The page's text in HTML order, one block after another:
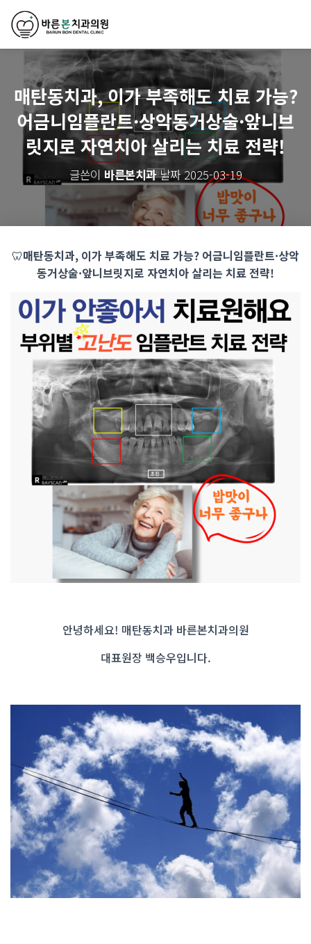
매탄동치과, 이가 부족해도 치료 가능?
어금니임플란트·상악동거상술·앞니브
릿지로 자연치아 살리는 치료 전략!
글쓴이 바른본치과날짜2025-03-19
🦷매탄동치과, 이가 부족해도 치료 가능? 어금니임플란트·상악
동거상술·앞니브릿지로 자연치아 살리는 치료 전략!
안녕하세요! 매탄동치과 바른본치과의원
대표원장 백승우입니다.